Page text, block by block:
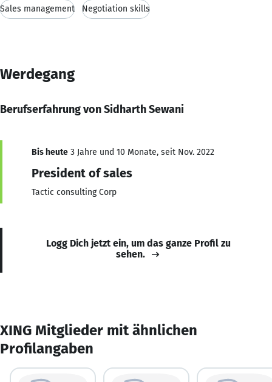
Sales management Negotiation skills
Werdegang
Berufserfahrung von Sidharth Sewani
Bis heute 3 Jahre und 10 Monate, seit Nov. 2022
President of sales
Tactic consulting Corp
Logg Dich jetzt ein, um das ganze Profil zu
sehen.
XING Mitglieder mit ähnlichen
Profilangaben